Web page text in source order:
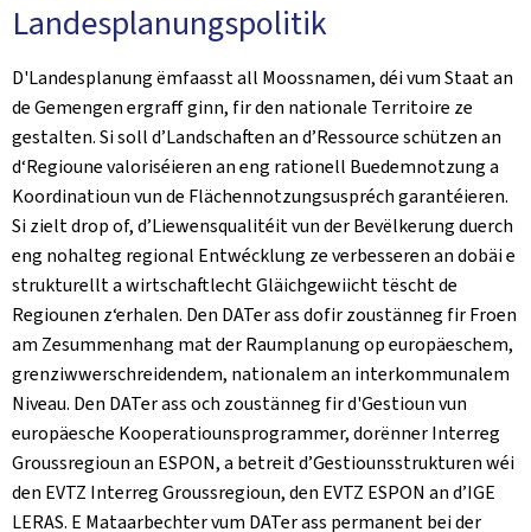
Landesplanungspolitik
D'Landesplanung ëmfaasst all Moossnamen, déi vum Staat an
de Gemengen ergraff ginn, fir den nationale Territoire ze
gestalten. Si soll d’Landschaften an d’Ressource schützen an
d‘Regioune valoriséieren an eng rationell Buedemnotzung a
Koordinatioun vun de Flächennotzungsuspréch garantéieren.
Si zielt drop of, d’Liewensqualitéit vun der Bevëlkerung duerch
eng nohalteg regional Entwécklung ze verbesseren an dobäi e
strukturellt a wirtschaftlecht Gläichgewiicht tëscht de
Regiounen z‘erhalen. Den DATer ass dofir zoustänneg fir Froen
am Zesummenhang mat der Raumplanung op europäeschem,
grenziwwerschreidendem, nationalem an interkommunalem
Niveau. Den DATer ass och zoustänneg fir d'Gestioun vun
europäesche Kooperatiounsprogrammer, dorënner Interreg
Groussregioun an ESPON, a betreit d’Gestiounsstrukturen wéi
den EVTZ Interreg Groussregioun, den EVTZ ESPON an d’IGE
LERAS. E Mataarbechter vum DATer ass permanent bei der